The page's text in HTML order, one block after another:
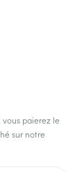
paierez le
sur notre